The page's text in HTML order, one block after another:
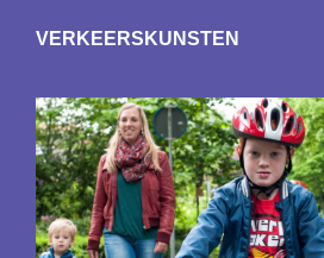
VERKEERSKUNSTEN